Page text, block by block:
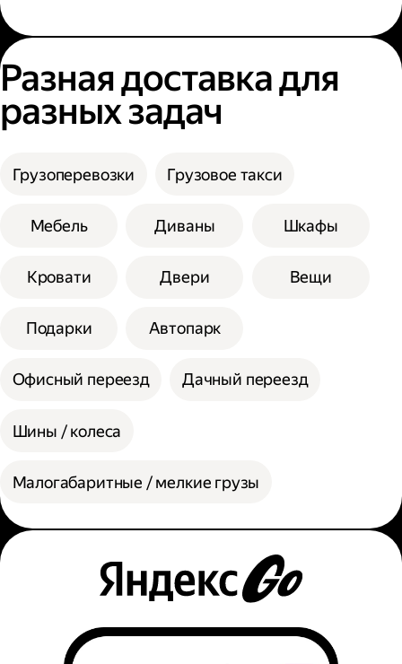
Разная доставка для
разных задач
Грузоперевозки Грузовое такси
Мебель Диваны Шкафы
Кровати Двери Вещи
Подарки Автопарк
Офисный переезд Дачный переезд
Шины / колеса
Малогабаритные / мелкие грузы